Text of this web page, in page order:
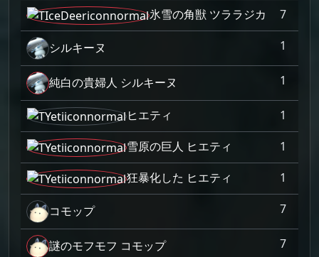
氷雪の角獣 ツララジカ
7
シルキーヌ 1
純白の貴婦人 シルキーヌ 1
ヒエティ
1
雪原の巨人 ヒエティ
1
狂暴化した ヒエティ
1
コモップ 7
謎のモフモフ コモップ 7